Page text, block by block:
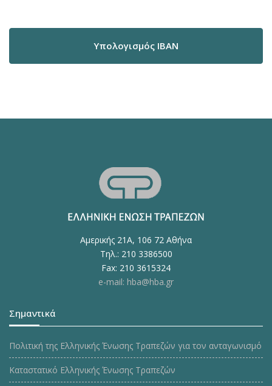
Υπολογισμός IBAN
Αμερικής 21Α, 106 72 Αθήνα
Τηλ.: 210 3386500
Fax: 210 3615324
e-mail: hba@hba.gr
Σημαντικά
Πολιτική της Ελληνικής Ένωσης Τραπεζών για τον ανταγωνισμό
Καταστατικό Ελληνικής Ένωσης Τραπεζών